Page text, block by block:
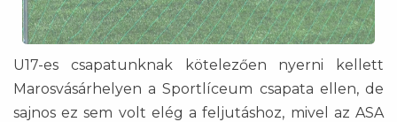
U17-es csapatunknak kötelezően nyerni kellett
Marosvásárhelyen a Sportlíceum csapata ellen, de
sajnos ez sem volt elég a feljutáshoz, mivel az ASA